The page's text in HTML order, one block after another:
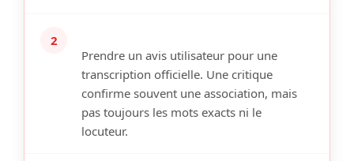
2
Prendre un avis utilisateur pour une
transcription officielle. Une critique
confirme souvent une association, mais
pas toujours les mots exacts ni le
locuteur.